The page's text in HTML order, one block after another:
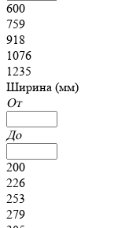
600
759
918
1076
1235
Ширина (мм)
От
До
200
226
253
279